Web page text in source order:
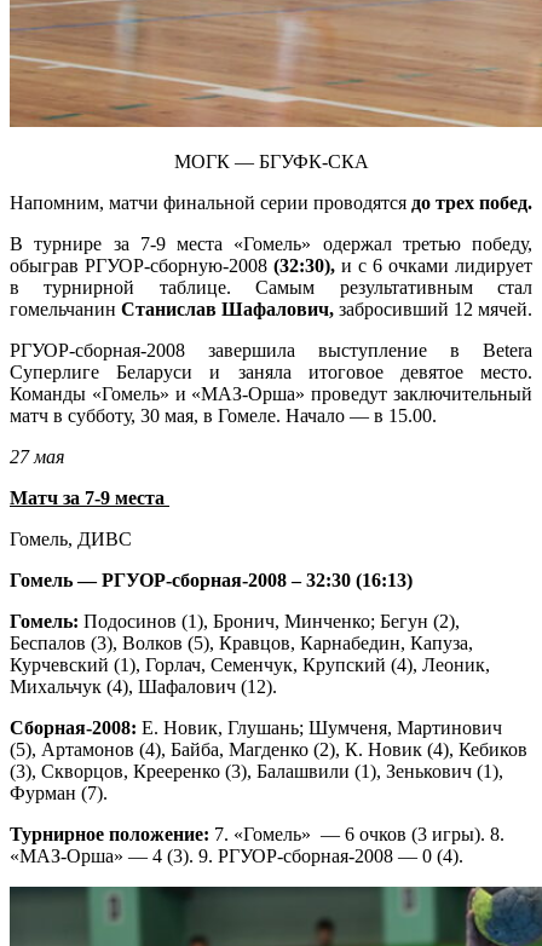
МОГК — БГУФК-СКА
Напомним, матчи финальной серии проводятся до трех побед.
В турнире за 7-9 места «Гомель» одержал третью победу,
обыграв РГУОР-сборную-2008 (32:30), и с 6 очками лидирует
в турнирной таблице. Самым результативным стал
гомельчанин Станислав Шафалович, забросивший 12 мячей.
РГУОР-сборная-2008 завершила выступление в Betera
Суперлиге Беларуси и заняла итоговое девятое место.
Команды «Гомель» и «МАЗ-Орша» проведут заключительный
матч в субботу, 30 мая, в Гомеле. Начало — в 15.00.
27 мая
Матч за 7-9 места
Гомель, ДИВС
Гомель — РГУОР-сборная-2008 – 32:30 (16:13)
Гомель: Подосинов (1), Бронич, Минченко; Бегун (2),
Беспалов (3), Волков (5), Кравцов, Карнабедин, Капуза,
Курчевский (1), Горлач, Семенчук, Крупский (4), Леоник,
Михальчук (4), Шафалович (12).
Сборная-2008: Е. Новик, Глушань; Шумченя, Мартинович
(5), Артамонов (4), Байба, Магденко (2), К. Новик (4), Кебиков
(3), Скворцов, Крееренко (3), Балашвили (1), Зенькович (1),
Фурман (7).
Турнирное положение: 7. «Гомель» — 6 очков (3 игры). 8.
«МАЗ-Орша» — 4 (3). 9. РГУОР-сборная-2008 — 0 (4).